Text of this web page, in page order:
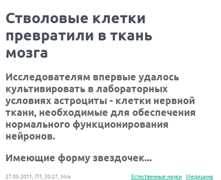
Стволовые клетки
превратили в ткань
мозга
Исследователям впервые удалось
культивировать в лабораторных
условиях астроциты - клетки нервной
ткани, необходимые для обеспечения
нормального функционирования
нейронов.
Имеющие форму звездочек...
Естественные науки Медицина
27.05.2011, ПТ, 20:27, Мск